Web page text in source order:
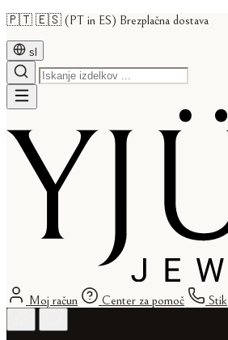
🇵🇹 🇪🇸 (PT in ES) Brezplačna dostava
sl
Moj račun Center za pomoč Stik